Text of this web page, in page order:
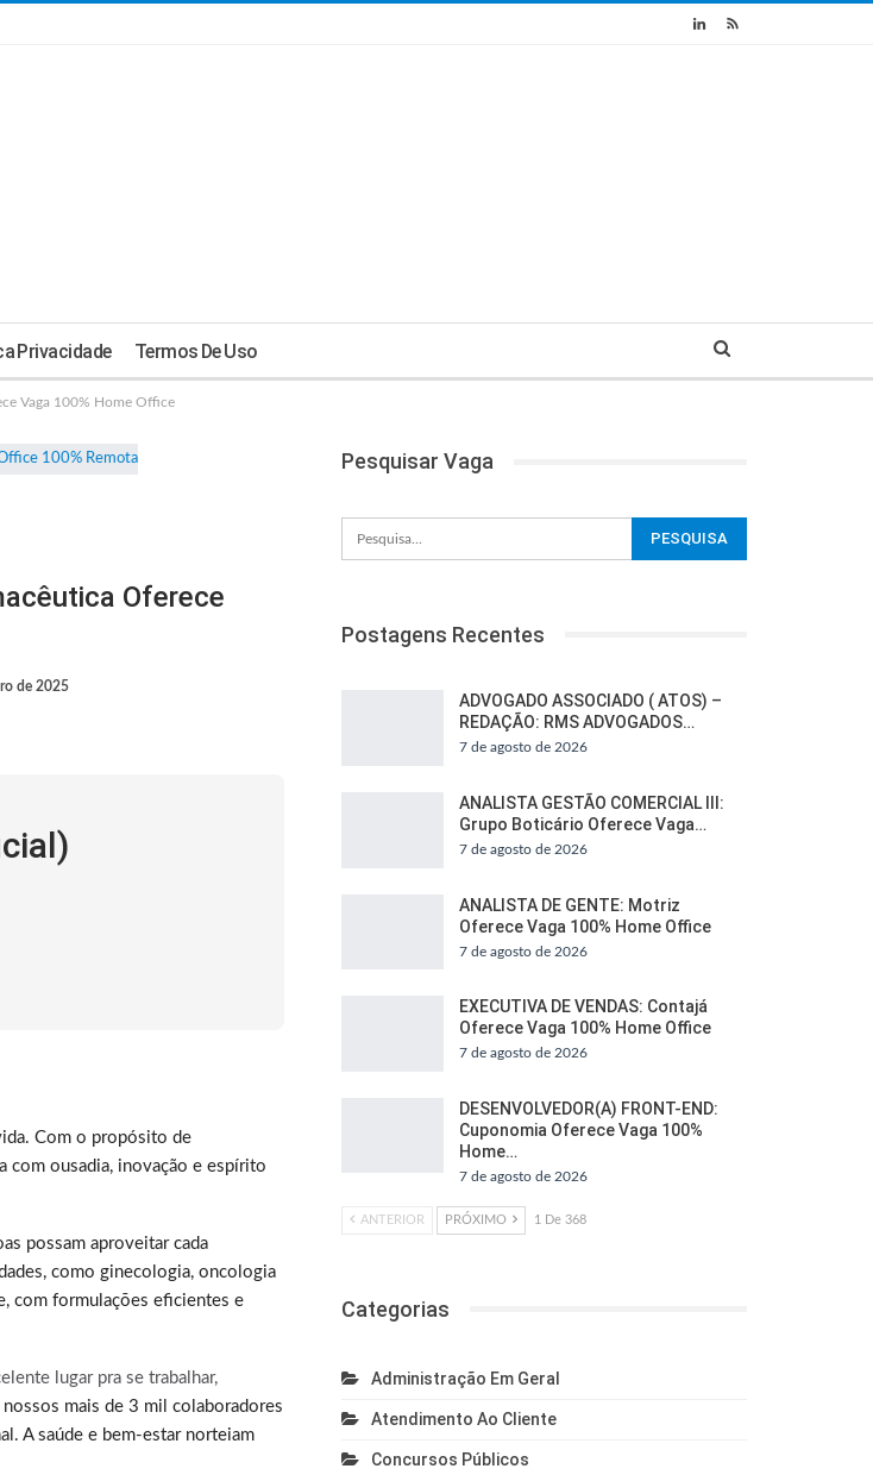
Privacidade Termos De Uso
Vaga 100% Home Office
Oferece
de 2025
Com o propósito de
com ousadia, inovação e espírito
possam aproveitar cada
como ginecologia, oncologia
com formulações eficientes e
lugar pra se trabalhar,
mais de 3 mil colaboradores
A saúde e bem-estar norteiam
Pesquisar Vaga
Postagens Recentes
ADVOGADO ASSOCIADO ( ATOS) –
REDAÇÃO: RMS ADVOGADOS…
7 de agosto de 2026
ANALISTA GESTÃO COMERCIAL III:
Grupo Boticário Oferece Vaga…
7 de agosto de 2026
ANALISTA DE GENTE: Motriz
Oferece Vaga 100% Home Office
7 de agosto de 2026
EXECUTIVA DE VENDAS: Contajá
Oferece Vaga 100% Home Office
7 de agosto de 2026
DESENVOLVEDOR(A) FRONT-END:
Cuponomia Oferece Vaga 100%
Home…
7 de agosto de 2026
ANTERIOR PRÓXIMO 1 De 368
Categorias
Administração Em Geral
Atendimento Ao Cliente
Concursos Públicos